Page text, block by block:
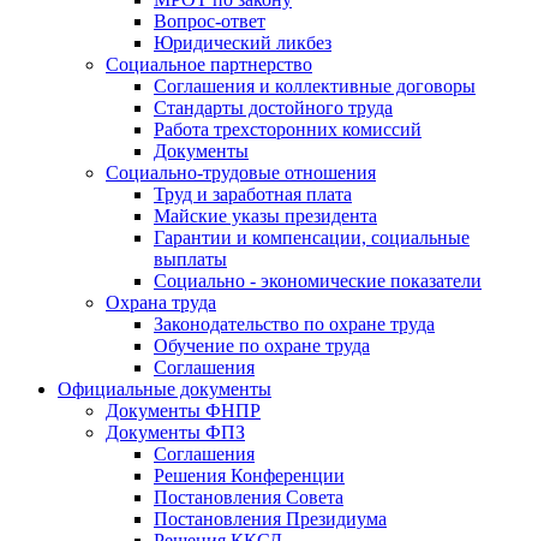
Вопрос-ответ
Юридический ликбез
Социальное партнерство
Соглашения и коллективные договоры
Стандарты достойного труда
Работа трехсторонних комиссий
Документы
Социально-трудовые отношения
Труд и заработная плата
Майские указы президента
Гарантии и компенсации, социальные
выплаты
Социально - экономические показатели
Охрана труда
Законодательство по охране труда
Обучение по охране труда
Соглашения
Официальные документы
Документы ФНПР
Документы ФПЗ
Соглашения
Решения Конференции
Постановления Совета
Постановления Президиума